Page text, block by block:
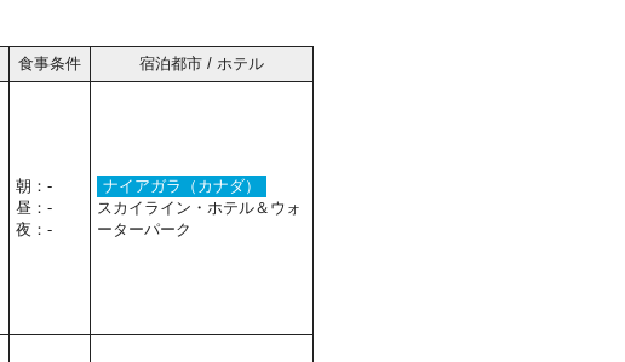
食事条件
宿泊都市 / ホテル
朝：-
昼：-
夜：-
ナイアガラ（カナダ）
スカイライン・ホテル＆ウォ
ーターパーク